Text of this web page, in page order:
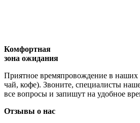
Комфортная
зона ожидания
Приятное времяпровождение в наших
чай, кофе). Звоните, специалисты
все вопросы и запишут на удобное
Отзывы о нас